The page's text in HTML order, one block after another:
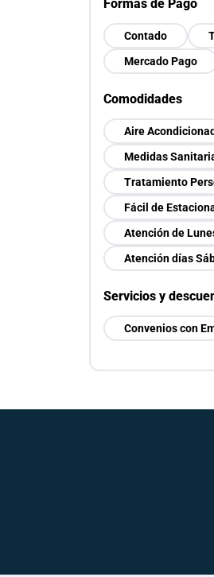
Formas de Pago
Contado
Mercado Pago
Comodidades
Aire
Medidas
Tratamiento
Fácil de
Atención de
Atención días
Servicios y
Convenios con